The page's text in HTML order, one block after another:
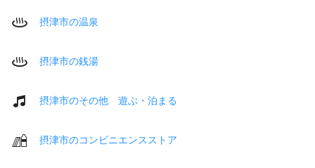
摂津市の温泉
摂津市の銭湯
摂津市のその他 遊ぶ・泊まる
摂津市のコンビニエンスストア